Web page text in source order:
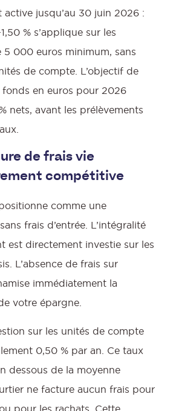
jusqu’au 30 juin 2026 :
% s’applique sur les
5 000 euros minimum, sans
de compte. L’objectif de
en euros pour 2026
nets, avant les prélèvements
de frais vie
compétitive
comme une
frais d’entrée. L’intégralité
est directement investie sur les
L’absence de frais sur
immédiatement la
votre épargne.
sur les unités de compte
0,50 % par an. Ce taux
dessous de la moyenne
ne facture aucun frais pour
pour les rachats. Cette